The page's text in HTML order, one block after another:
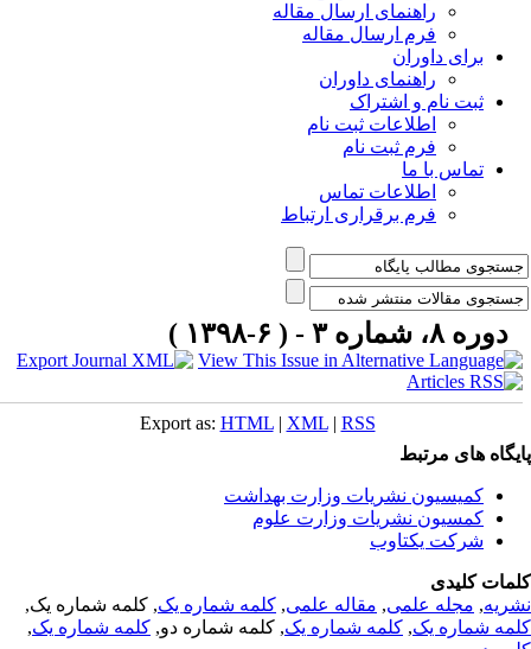
راهنمای ارسال مقاله
فرم ارسال مقاله
برای داوران
راهنمای داوران
ثبت نام و اشتراک
اطلاعات ثبت نام
فرم ثبت نام
تماس با ما
اطلاعات تماس
فرم برقراری ارتباط
دوره ۸، شماره ۳ - ( ۶-۱۳۹۸ )
Export as:HTML |XML|RSS
های مرتبط
کمیسیون نشریات وزارت بهداشت
کمسیون نشریات وزارت علوم
شرکت یکتاوب
کلیدی
,مجله علمی, مقاله علمی, کلمه شماره یک, کلمه شماره یک,
شماره یک,کلمه شماره یک, کلمه شماره دو,کلمه شماره یک,